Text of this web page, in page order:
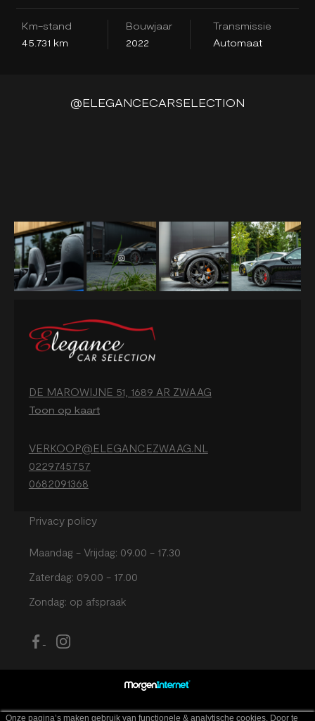
Km-stand
45.731 km
Bouwjaar
2022
Transmissie
Automaat
@ELEGANCECARSELECTION
DE MAROWIJNE 51, 1689 AR ZWAAG
Toon op kaart
VERKOOP@ELEGANCEZWAAG.NL
0229745757
0682091368
Privacy policy
Maandag - Vrijdag: 09.00 - 17.30
Zaterdag: 09.00 - 17.00
Zondag: op afspraak
Onze pagina’s maken gebruik van functionele & analytische cookies. Door te